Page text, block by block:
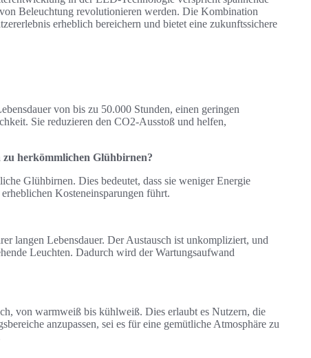
Beleuchtung revolutionieren werden. Die Kombination
erheblich bereichern und bietet eine zukunftssichere
von bis zu 50.000 Stunden, einen geringen
Sie reduzieren den CO2-Ausstoß und helfen,
herkömmlichen Glühbirnen?
Glühbirnen. Dies bedeutet, dass sie weniger Energie
Kosteneinsparungen führt.
langen Lebensdauer. Der Austausch ist unkompliziert, und
Leuchten. Dadurch wird der Wartungsaufwand
von warmweiß bis kühlweiß. Dies erlaubt es Nutzern, die
anzupassen, sei es für eine gemütliche Atmosphäre zu